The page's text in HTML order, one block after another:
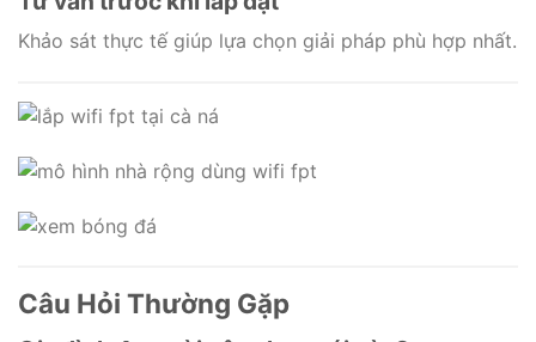
Khảo sát thực tế giúp lựa chọn giải pháp phù hợp nhất.
Câu Hỏi Thường Gặp